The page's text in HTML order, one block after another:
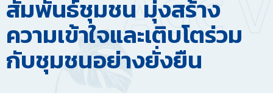
สัมพันธ์ชุมชน มุ่งสร้าง
ความเข้าใจและเติบโตร่วม
กับชุมชนอย่างยั่งยืน